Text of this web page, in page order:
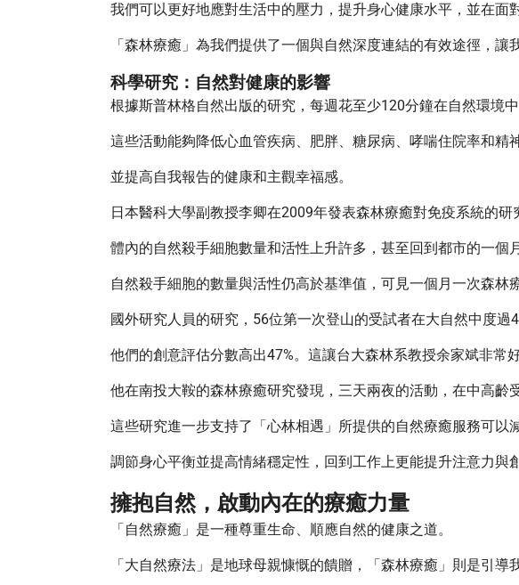
我們可以更好地應對生活中的壓力，提升身心健康水平，並在面
「森林療癒」為我們提供了一個與自然深度連結的有效途徑，讓
科學研究：自然對健康的影響
根據斯普林格自然出版的研究，每週花至少120分鐘在自然環境
這些活動能夠降低心血管疾病、肥胖、糖尿病、哮喘住院率和精
並提高自我報告的健康和主觀幸福感。
日本醫科大學副教授李卿在2009年發表森林療癒對免疫系統的研
體內的自然殺手細胞數量和活性上升許多，甚至回到都市的一個
自然殺手細胞的數量與活性仍高於基準值，可見一個月一次森林
國外研究人員的研究，56位第一次登山的受試者在大自然中度過4
他們的創意評估分數高出47%。這讓台大森林系教授余家斌非常
他在南投大鞍的森林療癒研究發現，三天兩夜的活動，在中高齡
這些研究進一步支持了「心林相遇」所提供的自然療癒服務可以
調節身心平衡並提高情緒穩定性，回到工作上更能提升注意力與
擁抱自然，啟動內在的療癒力量
「自然療癒」是一種尊重生命、順應自然的健康之道。
「大自然療法」是地球母親慷慨的饋贈，「森林療癒」則是引導